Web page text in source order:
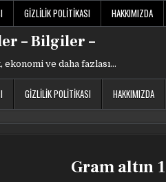
GIZLILIK POLITIKASI HAKKIMIZDA
– Bilgiler –
ekonomi ve daha fazlası…
GIZLILIK POLITIKASI HAKKIMIZDA
Gram altın